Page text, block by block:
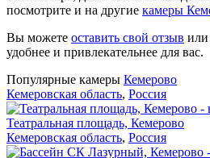
посмотрите и на другие камеры
Вы можете оставить свой отзыв или
удобнее и привлекательнее для вас.
Популярные камеры Кемерово
Кемеровская область, Россия
Театральная площадь, Кемерово
Кемеровская область, Россия